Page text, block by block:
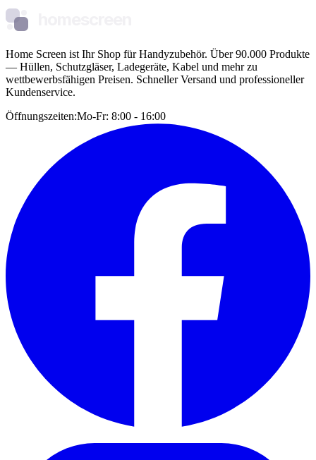
Home Screen ist Ihr Shop für Handyzubehör. Über 90.000 Produkte
— Hüllen, Schutzgläser, Ladegeräte, Kabel und mehr zu
wettbewerbsfähigen Preisen. Schneller Versand und professioneller
Kundenservice.
Öffnungszeiten:Mo-Fr: 8:00 - 16:00